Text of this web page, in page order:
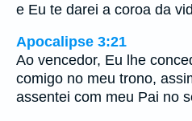
e Eu te darei a coroa da
Apocalipse 3:21
Ao vencedor, Eu lhe
comigo no meu trono,
assentei com meu Pai no